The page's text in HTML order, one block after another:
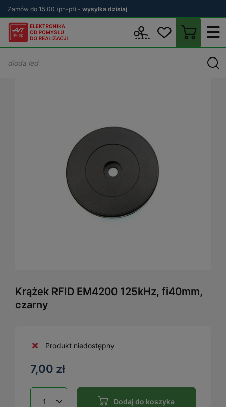
Zamów do 15:00 (pn-pt) - wysyłka dzisiaj
Krążek RFID EM4200 125kHz, fi40mm,
czarny
Produkt niedostępny
7,00 zł
Dodaj do koszyka